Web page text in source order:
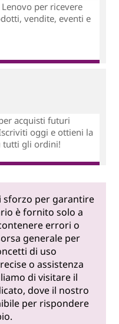
per ricevere
vendite, eventi e
acquisti futuri
oggi e ottieni la
tutti gli ordini!
sforzo per garantire
è fornito solo a
errori o
generale per
di uso
o assistenza
di visitare il
dove il nostro
per rispondere